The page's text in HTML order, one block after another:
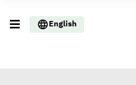
English